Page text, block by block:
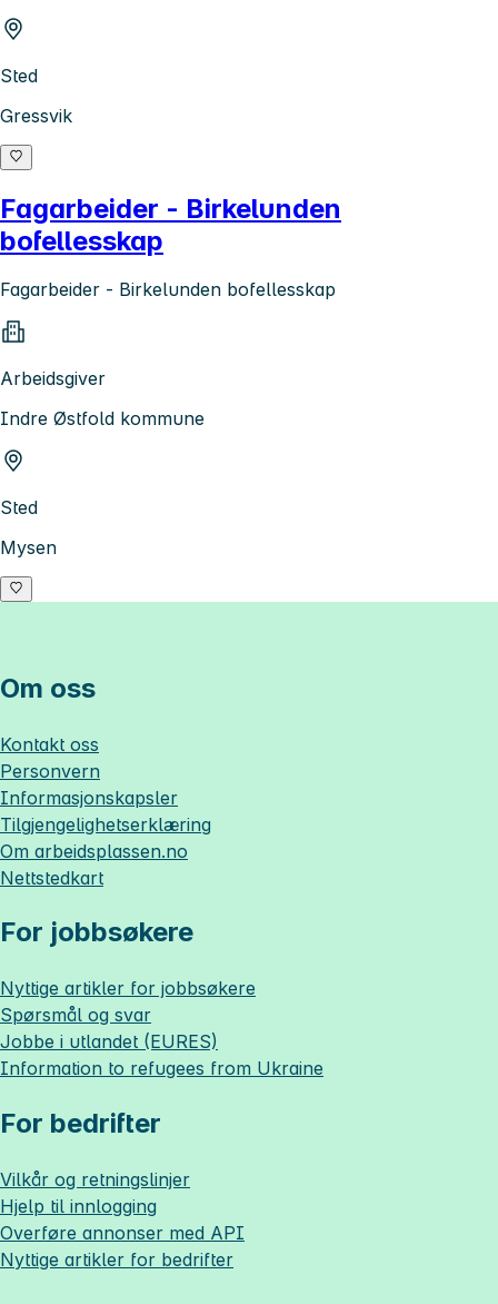
Sted
Gressvik
Fagarbeider - Birkelunden
bofellesskap
Fagarbeider - Birkelunden bofellesskap
Arbeidsgiver
Indre Østfold kommune
Sted
Mysen
Om oss
Kontakt oss
Personvern
Informasjonskapsler
Tilgjengelighetserklæring
Om arbeidsplassen.no
Nettstedkart
For jobbsøkere
Nyttige artikler for jobbsøkere
Spørsmål og svar
Jobbe i utlandet (EURES)
Information to refugees from Ukraine
For bedrifter
Vilkår og retningslinjer
Hjelp til innlogging
Overføre annonser med API
Nyttige artikler for bedrifter